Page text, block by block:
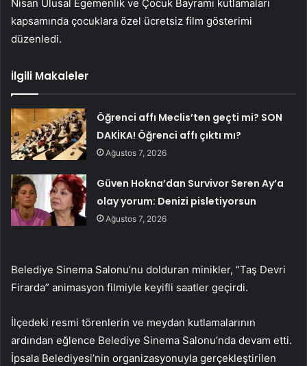
Nisan Ulusal Egemenlik ve Çocuk Bayramı kutlamaları
kapsamında çocuklara özel ücretsiz film gösterimi
düzenledi.
İlgili Makaleler
Öğrenci affı Meclis’ten geçti mi? SON
DAKİKA! Öğrenci affı çıktı mı?
Ağustos 7, 2026
Güven Hokna’dan Survivor Seren Ay’a
olay yorum: Denizi pisletiyorsun
Ağustos 7, 2026
Belediye Sinema Salonu’nu dolduran minikler, “Taş Devri
Firarda” animasyon filmiyle keyifli saatler geçirdi.
İlçedeki resmi törenlerin ve meydan kutlamalarının
ardından eğlence Belediye Sinema Salonu’nda devam etti.
İpsala Belediyesi’nin organizasyonuyla gerçekleştirilen